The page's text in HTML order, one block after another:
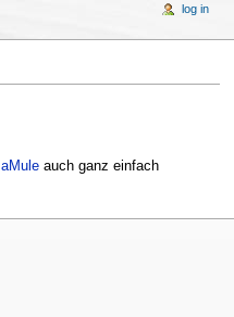
aMuleauch ganz einfach
log in